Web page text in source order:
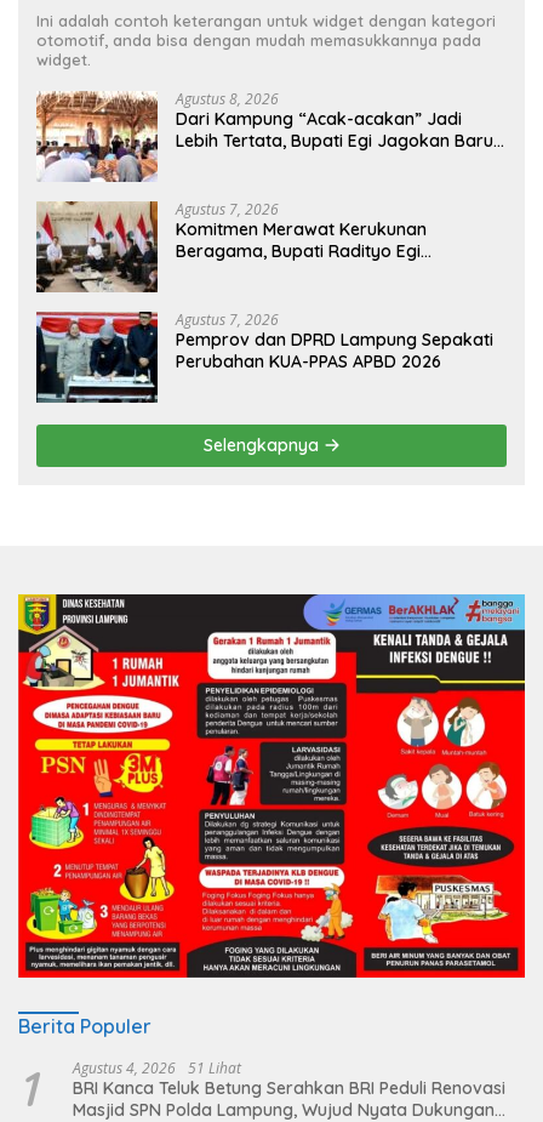
Ini adalah contoh keterangan untuk widget dengan kategori
otomotif, anda bisa dengan mudah memasukkannya pada
widget.
Agustus 8, 2026
Dari Kampung “Acak-acakan” Jadi
Lebih Tertata, Bupati Egi Jagokan Baru
Agustus 7, 2026
Komitmen Merawat Kerukunan
Beragama, Bupati Radityo Egi
Agustus 7, 2026
Pemprov dan DPRD Lampung Sepakati
Perubahan KUA-PPAS APBD 2026
Selengkapnya
Berita Populer
1 Agustus 4, 2026 51 Lihat
BRI Kanca Teluk Betung Serahkan BRI Peduli Renovasi
Masjid SPN Polda Lampung, Wujud Nyata Dukungan